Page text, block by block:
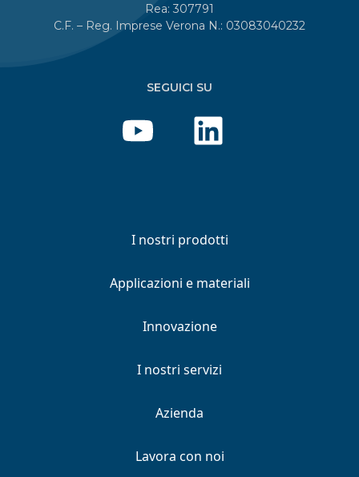
Rea: 307791
C.F. – Reg. Imprese Verona N.: 03083040232
SEGUICI SU
I nostri prodotti
Applicazioni e materiali
Innovazione
I nostri servizi
Azienda
Lavora con noi